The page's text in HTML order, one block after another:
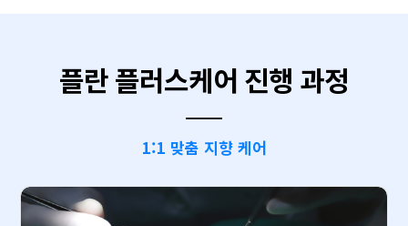
플란 플러스케어 진행 과정
1:1 맞춤 지향 케어